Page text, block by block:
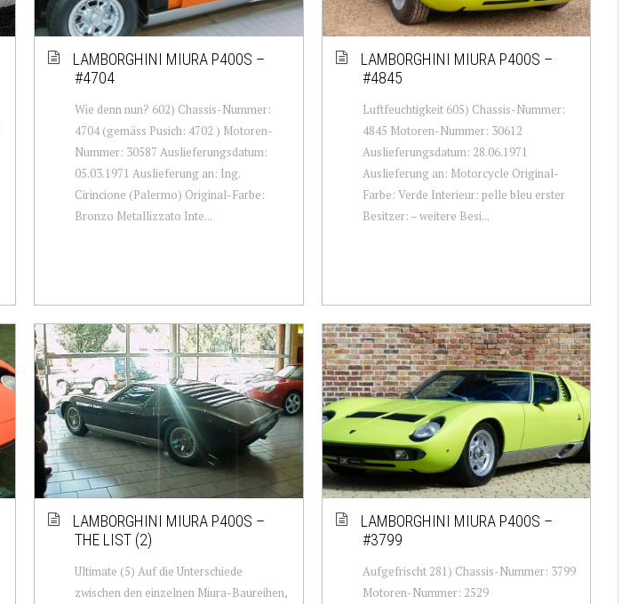
LAMBORGHINI MIURA P400S –
#4704
Wie denn nun? 602) Chassis-Nummer:
4704 (gemäss Pusich: 4702 ) Motoren-
Nummer: 30587 Auslieferungsdatum:
05.03.1971 Auslieferung an: Ing.
Cirincione (Palermo) Original-Farbe:
Bronzo Metallizzato Inte...
LAMBORGHINI MIURA P400S –
#4845
Luftfeuchtigkeit 605) Chassis-Nummer:
4845 Motoren-Nummer: 30612
Auslieferungsdatum: 28.06.1971
Auslieferung an: Motorcycle Original-
Farbe: Verde Interieur: pelle bleu erster
Besitzer: – weitere Besi...
LAMBORGHINI MIURA P400S –
THE LIST (2)
Ultimate (5) Auf die Unterschiede
zwischen den einzelnen Miura-Baureihen,
LAMBORGHINI MIURA P400S –
#3799
Aufgefrischt 281) Chassis-Nummer: 3799
Motoren-Nummer: 2529